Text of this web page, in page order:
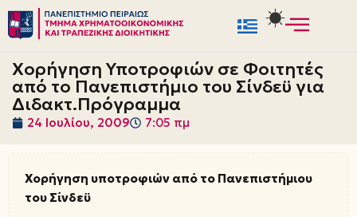
Μεταπηδήστε
στο
περιεχόμενο
Χορήγηση Υποτροφιών σε Φοιτητές
από το Πανεπιστήμιο του Σίνδεϋ για
Διδακτ.Πρόγραμμα
24 Ιουλίου, 2009 7:05 πμ
Χορήγηση υποτροφιών από το Πανεπιστήμιου
του Σίνδεϋ